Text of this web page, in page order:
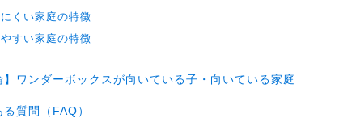
くい家庭の特徴
すい家庭の特徴
】ワンダーボックスが向いている子・向いている家庭
る質問（FAQ）